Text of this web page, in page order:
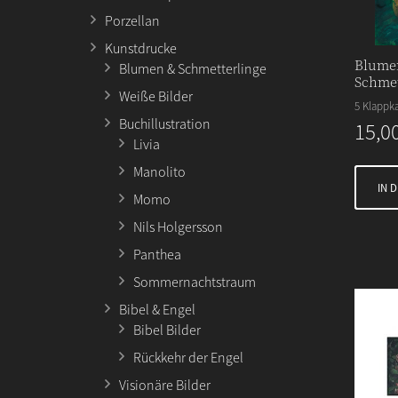
Porzellan
Kunstdrucke
Blumen & Schmetterlinge
Weiße Bilder
Buchillustration
Livia
Manolito
Momo
Nils Holgersson
Panthea
Sommernachtstraum
Bibel & Engel
Bibel Bilder
Rückkehr der Engel
Visionäre Bilder
5
IN